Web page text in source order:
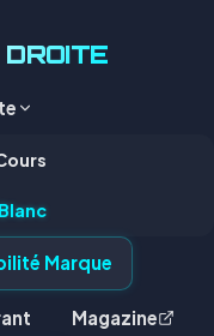
Marque
Magazine